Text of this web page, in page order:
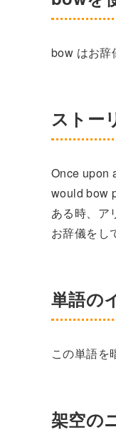
bow はお辞
ストー
Once upon
would bow
ある時、ア
お辞儀をし
単語の
この単語を
架空の